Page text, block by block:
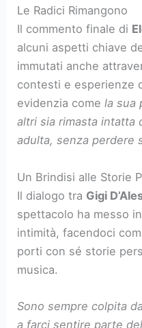
Le Radici Rimangono
Il commento finale di
alcuni aspetti chiave
immutati anche
contesti e esperienze
evidenzia comela sua
altri sia rimasta intatta
adulta, senza perdere
Un Brindisi alle Storie
Il dialogo tra Gigi
spettacolo ha messo
intimità, facendoci
porti con sé storie
musica.
Sono sempre colpita
a farci sentire parte